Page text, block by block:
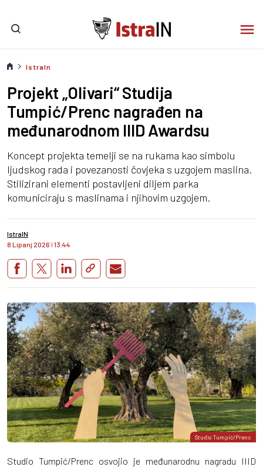
IstraIn
Projekt „Olivari“ Studija
Tumpić/Prenc nagrađen na
međunarodnom IIID Awardsu
Koncept projekta temelji se na rukama kao simbolu
ljudskog rada i povezanosti čovjeka s uzgojem maslina.
Stilizirani elementi postavljeni diljem parka
komuniciraju s maslinama i njihovim uzgojem.
IstraIN
8 Lipanj 2026 I 13:44
Studio Tumpić/Prenc
Studio Tumpić/Prenc osvojio je međunarodnu nagradu IIID